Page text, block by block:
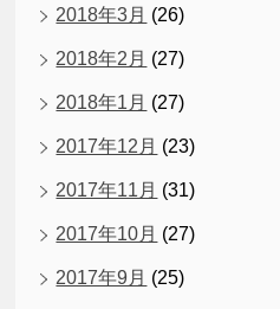
2018年3月 (26)
2018年2月 (27)
2018年1月 (27)
2017年12月 (23)
2017年11月 (31)
2017年10月 (27)
2017年9月 (25)